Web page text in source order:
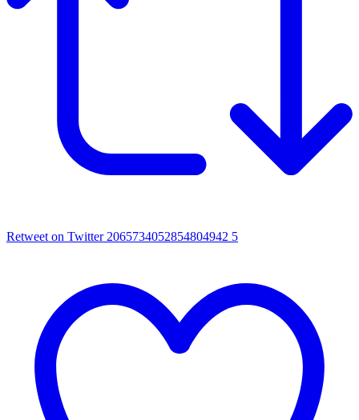
Retweet on Twitter 2065734052854804942 5